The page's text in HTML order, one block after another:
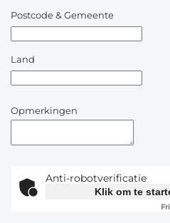
Postcode & Gemeente
Land
Opmerkingen
Anti-robotverificatie
Klik om te